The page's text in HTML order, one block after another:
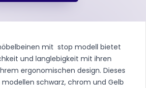
mit stop modell bietet
und langlebigkeit mit ihren
ergonomischen design. Dieses
schwarz, chrom und Gelb